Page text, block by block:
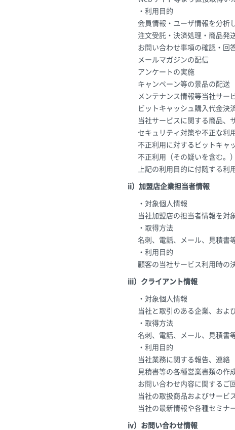
・利用目的
会員情報・ユーザ情報を分析
注文受託・決済処理・商品発
お問い合わせ事項の確認・回
メールマガジンの配信
アンケートの実施
キャンペーン等の景品の配送
メンテナンス情報等当社サー
ビットキャッシュ購入代金決
当社サービスに関する商品、
セキュリティ対策や不正な利
不正利用に対するビットキャ
不正利用（その疑いを含む。
上記の利用目的に付随する利
ii）加盟店企業担当者情報
・対象個人情報
当社加盟店の担当者情報を対
・取得方法
名刺、電話、メール、見積書
・利用目的
顧客の当社サービス利用時の
iii）クライアント情報
・対象個人情報
当社と取引のある企業、およ
・取得方法
名刺、電話、メール、見積書
・利用目的
当社業務に関する報告、連絡
見積書等の各種営業書類の作
お問い合わせ内容に関するご
当社の取扱商品およびサービ
当社の最新情報や各種セミナ
iv）お問い合わせ情報